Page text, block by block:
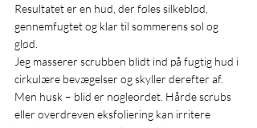
Resultatet er en hud, der føles silkeblød,
gennemfugtet og klar til sommerens sol og
glød.
Jeg masserer scrubben blidt ind på fugtig hud i
cirkulære bevægelser og skyller derefter af.
Men husk – blid er nøgleordet. Hårde scrubs
eller overdreven eksfoliering kan irritere